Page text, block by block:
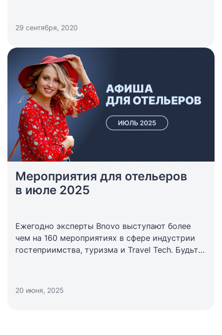
29 сентября, 2020
Мероприятия для отельеров
в июле 2025
Ежегодно эксперты Bnovo выступают более
чем на 160 мероприятиях в сфере индустрии
гостеприимства, туризма и Travel Tech. Будьте
для отельеров. В июле будет много
активностей HoReCa и смежные ивенты —
20 июня, 2025